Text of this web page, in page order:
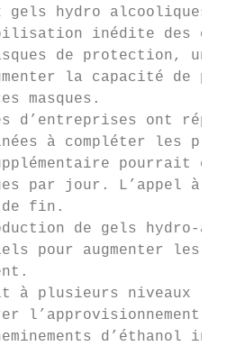
hydro alcooliques.
inédite des
de protection, un
la capacité de
masques.
d’entreprises ont
à compléter les
pourrait
par jour. L’appel à
fin.
de gels hydro-
pour augmenter les
à plusieurs niveaux :
l’approvisionnement
d’éthanol